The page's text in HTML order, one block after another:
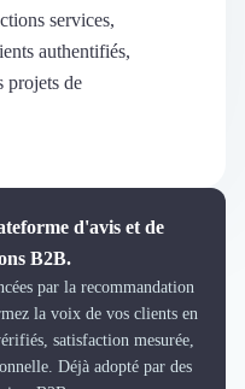
services,
authentifiés,
projets de
d'avis et de
B2B.
par la recommandation
la voix de vos clients en
satisfaction mesurée,
Déjà adopté par des